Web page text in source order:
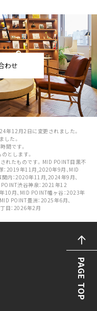
わせ
年12月2日に変更されました。
した。
間です。
とします。
れたものです。MID POINT目黒不
2019年11月,2020年9月、MID
内：2020年11月,2024年9月、
渋谷神泉：2021年12
月、MID POINT幡ヶ谷：2023年
POINT豊洲：2025年6月、
目：2026年2月
PAGE TOP